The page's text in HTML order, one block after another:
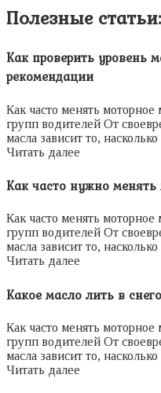
Полезные статьи:
Как проверить уровень
рекомендации
Как часто менять
групп водителей От
масла зависит то,
Читать далее
Как часто нужно менять
Как часто менять
групп водителей От
масла зависит то,
Читать далее
Какое масло лить в
Как часто менять
групп водителей От
масла зависит то,
Читать далее